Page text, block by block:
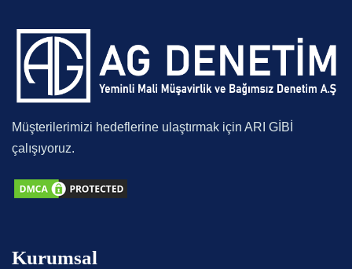
Müşterilerimizi hedeflerine ulaştırmak için ARI GİBİ
çalışıyoruz.
Kurumsal